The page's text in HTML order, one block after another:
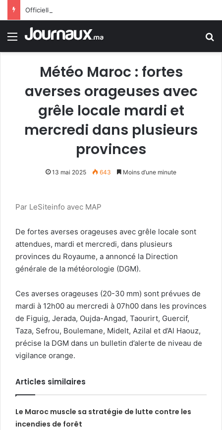
Menu
Météo Maroc : fortes
averses orageuses avec
grêle locale mardi et
mercredi dans plusieurs
provinces
13 mai 2025 643 Moins d’une minute
Par LeSiteinfo avec MAP
De fortes averses orageuses avec grêle locale sont
attendues, mardi et mercredi, dans plusieurs
provinces du Royaume, a annoncé la Direction
générale de la météorologie (DGM).
Ces averses orageuses (20-30 mm) sont prévues de
mardi à 12h00 au mercredi à 07h00 dans les provinces
de Figuig, Jerada, Oujda-Angad, Taourirt, Guercif,
Taza, Sefrou, Boulemane, Midelt, Azilal et d’Al Haouz,
précise la DGM dans un bulletin d’alerte de niveau de
vigilance orange.
Articles similaires
Le Maroc muscle sa stratégie de lutte contre les
incendies de forêt